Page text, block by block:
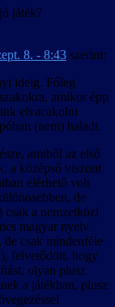
játék?
8. - 8:43 szerint:
ideig. Főleg
amikor épp
elvacakolni
(nem) haladt.
amiből az első
a középső viszont
elérhető volt
de
a nemzetközi
magyar nyelv
csak mindenféle
felvetődött, hogy
olyan plusz
a játékban, plusz